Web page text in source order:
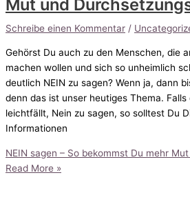
Mut und
Schreibe einen Kommentar /
Gehörst Du auch zu den Menschen, die
machen wollen und sich so unheimlich
deutlich NEIN zu sagen? Wenn ja, dann
denn das ist unser heutiges Thema.
leichtfällt, Nein zu sagen, so solltest Du
Informationen
NEIN sagen – So bekommst Du mehr
Read More »